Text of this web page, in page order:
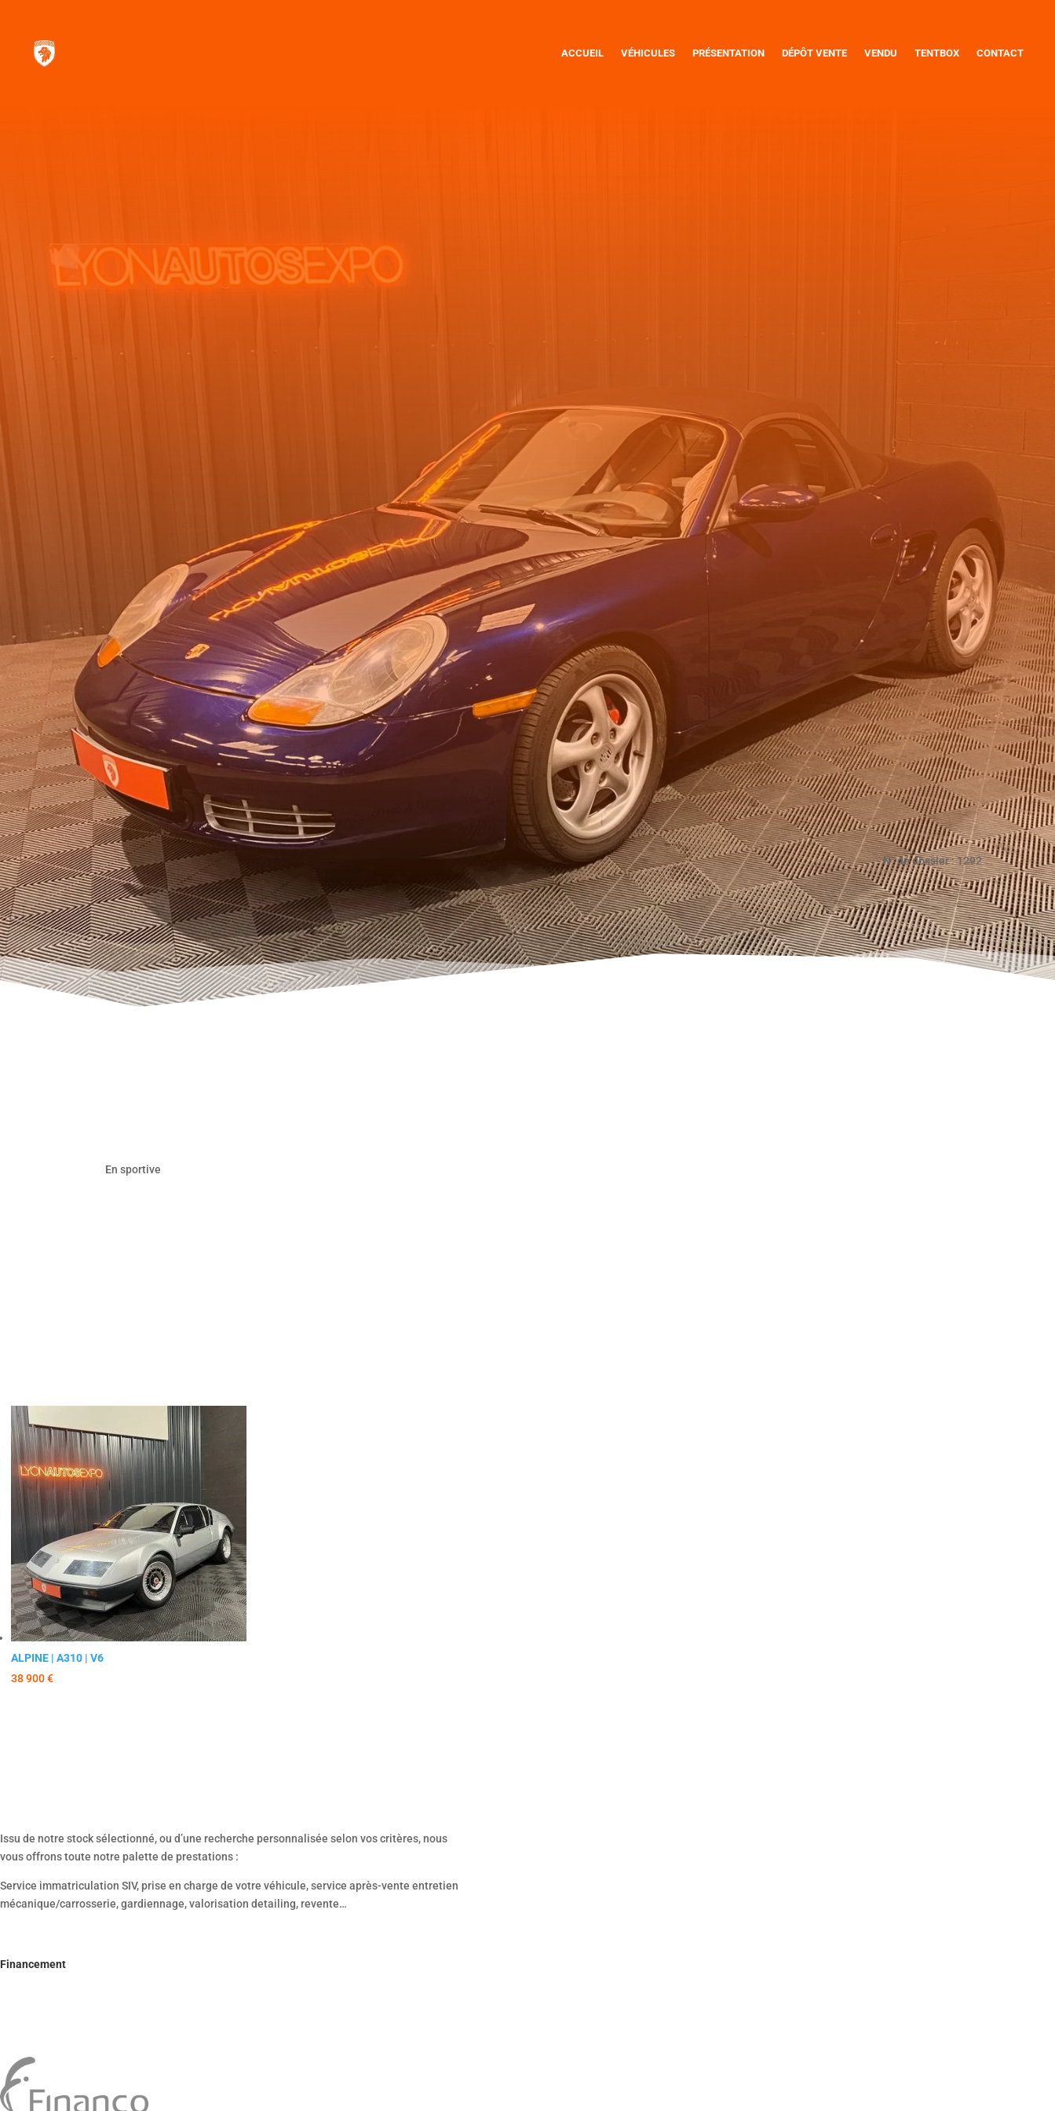
ACCUEIL VÉHICULES PRÉSENTATION DÉPÔT VENTE VENDU TENTBOX CONTACT
V6
38 900
ROTULES UNIBAL
INSTRUMENTATION VDO
ALLUMAGE ELECTRONIQUE
PEINTURE COMPLETE EN 2017
AMMORTISSEUR AV/AR
BILSTEIN
FREIN A MAIN HYDRAULIQUE
FREINS BREMBO MEGANE RS
300 MM
POMPE A ESSENCE BOSH GROS
DEBIT
BOBINE 6 SORTIES
RADIATEUR ET VENTILATEUR
GROS VOLUME
EMBRAYAGE RENFORCE A610
SILENCIEUX INOX DEVIL 2
SORTIES
ROUES GOTTI
N° de dossier : 1292
En sportive
ALPINE | A310 | V6
38 900€
Issu de notre stock sélectionné, ou d’une recherche personnalisée selon vos critères, nous
vous offrons toute notre palette de prestations :
Service immatriculation SIV, prise en charge de votre véhicule, service après-vente entretien
mécanique/carrosserie, gardiennage, valorisation detailing, revente…
Financement